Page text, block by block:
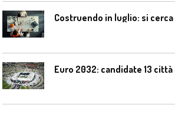
Costruendo in luglio: si
Euro 2032: candidate 13 città